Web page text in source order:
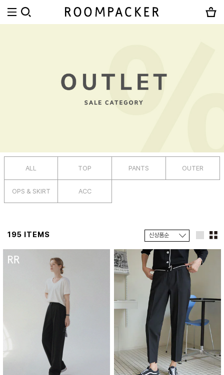
ALL TOP PANTS OUTER
OPS & SKIRT ACC
195 ITEMS